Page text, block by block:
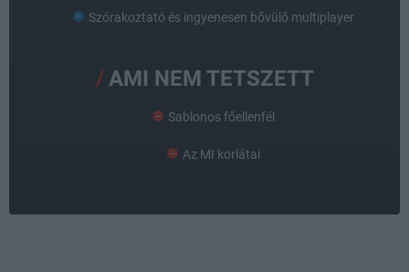
Szórakoztató és ingyenesen bővülő multiplayer
AMI NEM TETSZETT
Sablonos főellenfél
Az MI korlátai